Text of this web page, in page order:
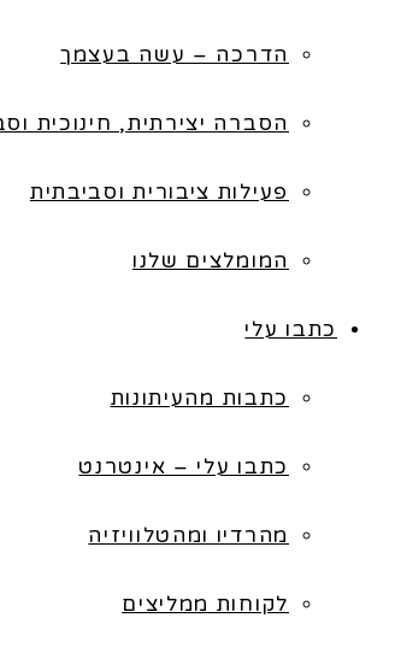
הדרכה – עשה בעצמך
הסברה יצירתית, חינוכית
פעילות ציבורית וסביבתית
המומלצים שלנו
כתבו עלי
כתבות מהעיתונות
כתבו עלי – אינטרנט
מהרדיו ומהטלוויזיה
לקוחות ממליצים